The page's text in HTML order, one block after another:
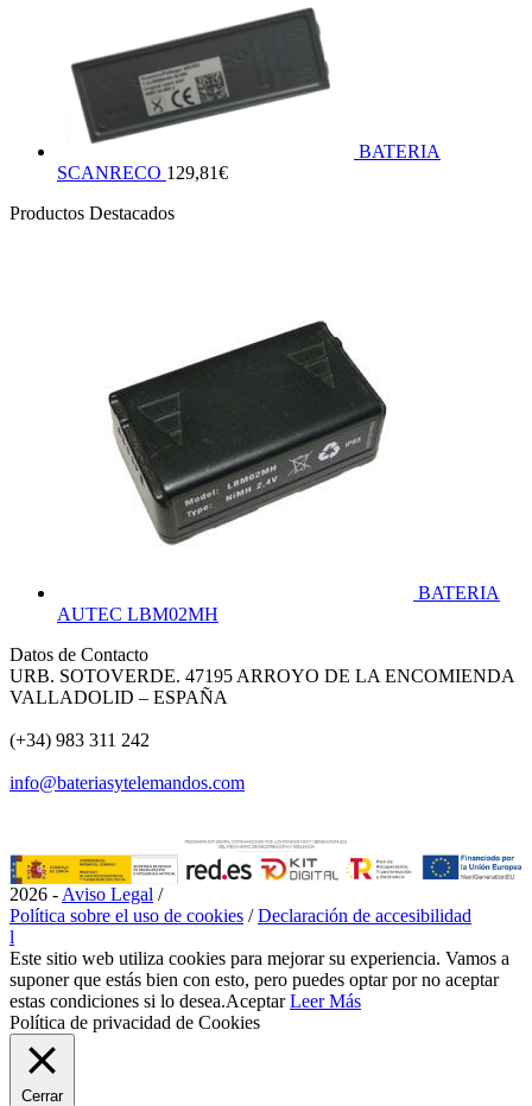
BATERIA
SCANRECO 129,81€
Productos Destacados
BATERIA
AUTEC LBM02MH
Datos de Contacto
URB. SOTOVERDE. 47195 ARROYO DE LA ENCOMIENDA
VALLADOLID – ESPAÑA
(+34) 983 311 242
info@bateriasytelemandos.com
2026 - Aviso Legal /
Política sobre el uso de cookies /Declaración de accesibilidad
l
Este sitio web utiliza cookies para mejorar su experiencia. Vamos a
suponer que estás bien con esto, pero puedes optar por no aceptar
estas condiciones si lo desea.Aceptar Leer Más
Política de privacidad de Cookies
Cerrar